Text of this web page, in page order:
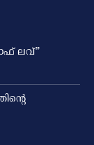
ലവ്”